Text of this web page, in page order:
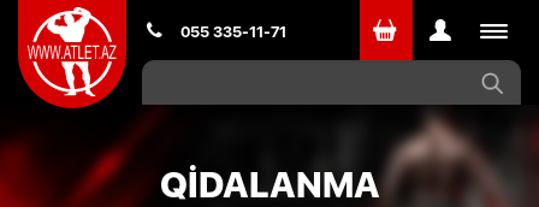
055 335-11-71
Toggle
QİDALANMA